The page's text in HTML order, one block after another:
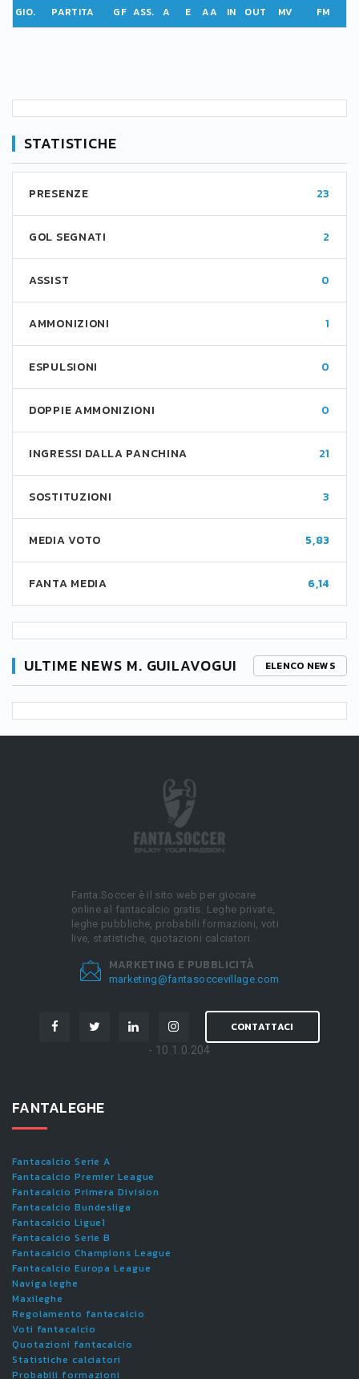
GIO. PARTITA GF ASS. A E AA IN OUT MV FM
STATISTICHE
PRESENZE 23
GOL SEGNATI 2
ASSIST 0
AMMONIZIONI 1
ESPULSIONI 0
DOPPIE AMMONIZIONI 0
INGRESSI DALLA PANCHINA 21
SOSTITUZIONI 3
MEDIA VOTO 5,83
FANTA MEDIA 6,14
ULTIME NEWS M. GUILAVOGUI ELENCO NEWS
Fanta.Soccer è il sito web per giocare
online al fantacalcio gratis. Leghe private,
leghe pubbliche, probabili formazioni, voti
live, statistiche, quotazioni calciatori.
MARKETING E PUBBLICITÀ
marketing@fantasoccevillage.com
CONTATTACI
- 10.1.0.204
FANTALEGHE
Fantacalcio Serie A
Fantacalcio Premier League
Fantacalcio Primera Division
Fantacalcio Bundesliga
Fantacalcio Ligue1
Fantacalcio Serie B
Fantacalcio Champions League
Fantacalcio Europa League
Naviga leghe
Maxileghe
Regolamento fantacalcio
Voti fantacalcio
Quotazioni fantacalcio
Statistiche calciatori
Probabili formazioni